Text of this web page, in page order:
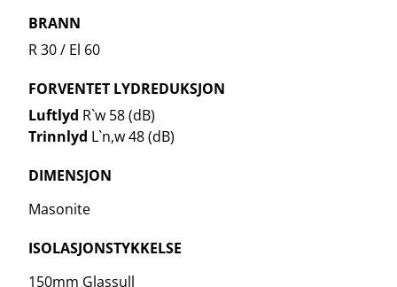
BRANN
R 30 / El 60
FORVENTET LYDREDUKSJON
Luftlyd R`w 58 (dB)
Trinnlyd L`n,w 48 (dB)
DIMENSJON
Masonite
ISOLASJONSTYKKELSE
150mm Glassull